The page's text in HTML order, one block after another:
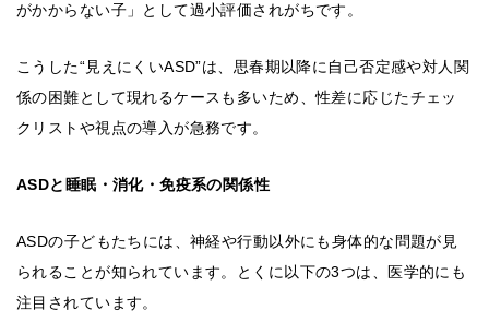
がかからない子」として過小評価されがちです。
こうした“見えにくいASD”は、思春期以降に自己否定感や対人関
係の困難として現れるケースも多いため、性差に応じたチェッ
クリストや視点の導入が急務です。
ASDと睡眠・消化・免疫系の関係性
ASDの子どもたちには、神経や行動以外にも身体的な問題が見
られることが知られています。とくに以下の3つは、医学的にも
注目されています。